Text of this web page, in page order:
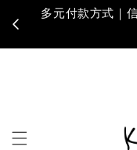
寄送地區｜台灣